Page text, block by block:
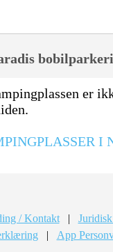
er
I
/ Kontakt |
| App